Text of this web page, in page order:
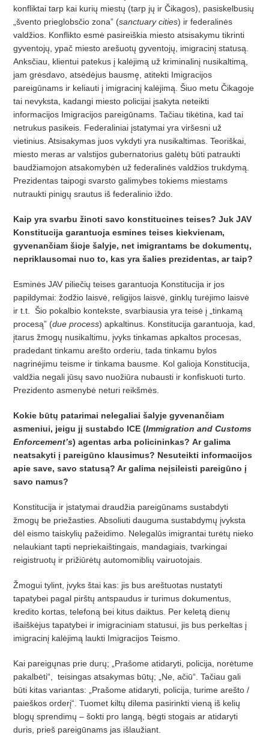
konfliktai tarp kai kurių miestų (tarp jų ir Čikagos) , pasiskelbusių
„švento prieglobsčio zona” (sanctuary cities) ir federalinės
valdžios. Konflikto esmė pasireiškia miesto atsisakymu tikrinti
gyventojų, ypač miesto arešuotų gyventojų , imigracinį statusą.
Anksčiau, klientui patekus į kalėjimą už kriminalinį nusikaltimą,
jam grėsdavo, atsėdėjus bausmę, atitekti Imigracijos
pareigūnams ir keliauti į imigracinį kalėjimą. Šiuo metu Čikagoje
tai nevyksta, kadangi miesto policijai įsakyta neteikti
informacijos Imigracijos pareigūnams. Tačiau tikėtina, kad tai
netrukus pasikeis. Federaliniai įstatymai yra viršesni už
vietinius. Atsisakymas juos vykdyti yra nusikaltimas. Teoriškai,
miesto meras ar valstijos gubernatorius galėtų būti patraukti
baudžiamojon atsakomybėn už federalinės valdžios trukdymą.
Prezidentas taipogi svarsto galimybes tokiems miestams
nutraukti pinigų srautus iš federalinio iždo.
Kaip yra svarbu žinoti savo konstitucines teises? Juk JAV
Konstitucija garantuoja esmines teises kiekvienam,
gyvenančiamšioje šalyje, net imigrantams be dokumentų,
nepriklausomai nuo to, kas yra šalies prezidentas, ar taip?
Esminės JAV piliečių teises garantuoja Konstitucija ir jos
papildymai: žodžio laisvė, religijos laisvė , ginklų turėjimo laisvė
ir t.t. Šio pokalbio kontekste, svarbiausia yra teisė į „tinkamą
procesą” (due process) apkaltinus. Konstitucija garantuoja, kad,
įtarus žmogų nusikaltimu, įvyks tinkamas apkaltos procesas,
pradedant tinkamu arešto orderiu, tada tinkamu bylos
nagrinėjimu teisme ir tinkama bausme. Kol galioja Konstitucija,
valdžia negali jūsųsavo nuožiūra nubausti ir konfiskuoti turto.
Prezidento asmenybė neturi reikšmės.
Kokie būtų patarimai nelegaliai šalyje gyvenančiam
asmeniui, jeigu jį sustabdo ICE(Immigration and Customs
Enforcement’s) agentas arba policininkas? Ar galima
neatsakyti į pareigūno klausimus? Nesuteikti informacijos
apie save, savo statusą? Ar galima neįsileisti pareigūno į
savo namus?
Konstitucija ir įstatymai draudžia pareigūnams sustabdyti
žmogų be priežasties. Absoliuti dauguma sustabdymų įvyksta
dėl eismo taiskylių pažeidimo. Nelegalūs imigrantai turėtų nieko
nelaukiant tapti nepriekaištingais, mandagiais, tvarkingai
reigistruotų ir prižiūrėtų automomiblių vairuotojais.
Žmogui tylint, įvyks štai kas: jis bus areštuotas nustatyti
tapatybei pagal pirštųantspaudus ir turimus dokumentus,
kredito kortas, telefoną bei kitus daiktus. Per keletądienų
išaiškėjus tapatybei ir imigraciniam statusui, jis bus perkeltas į
imigracinį kalėjimą laukti Imigracijos Teismo.
Kai pareigųnas prie durų; „Prašome atidaryti, policija, norėtume
pakalbėti“, teisingas atsakymas būtų; „Ne, ačiū“. Tačiau gali
būti kitas variantas: „Prašome atidaryti, policija, turime arešto /
paieškos orderį“. Tuomet kiltų dilema pasirinkti vieną iš kelių
blogųsprendimų – šokti pro langą, bėgti stogais ar atidaryti
duris, prieš pareigūnams jas išlaužiant.